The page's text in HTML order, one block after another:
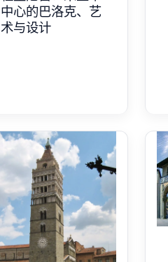
中心的巴洛克、艺
术与设计